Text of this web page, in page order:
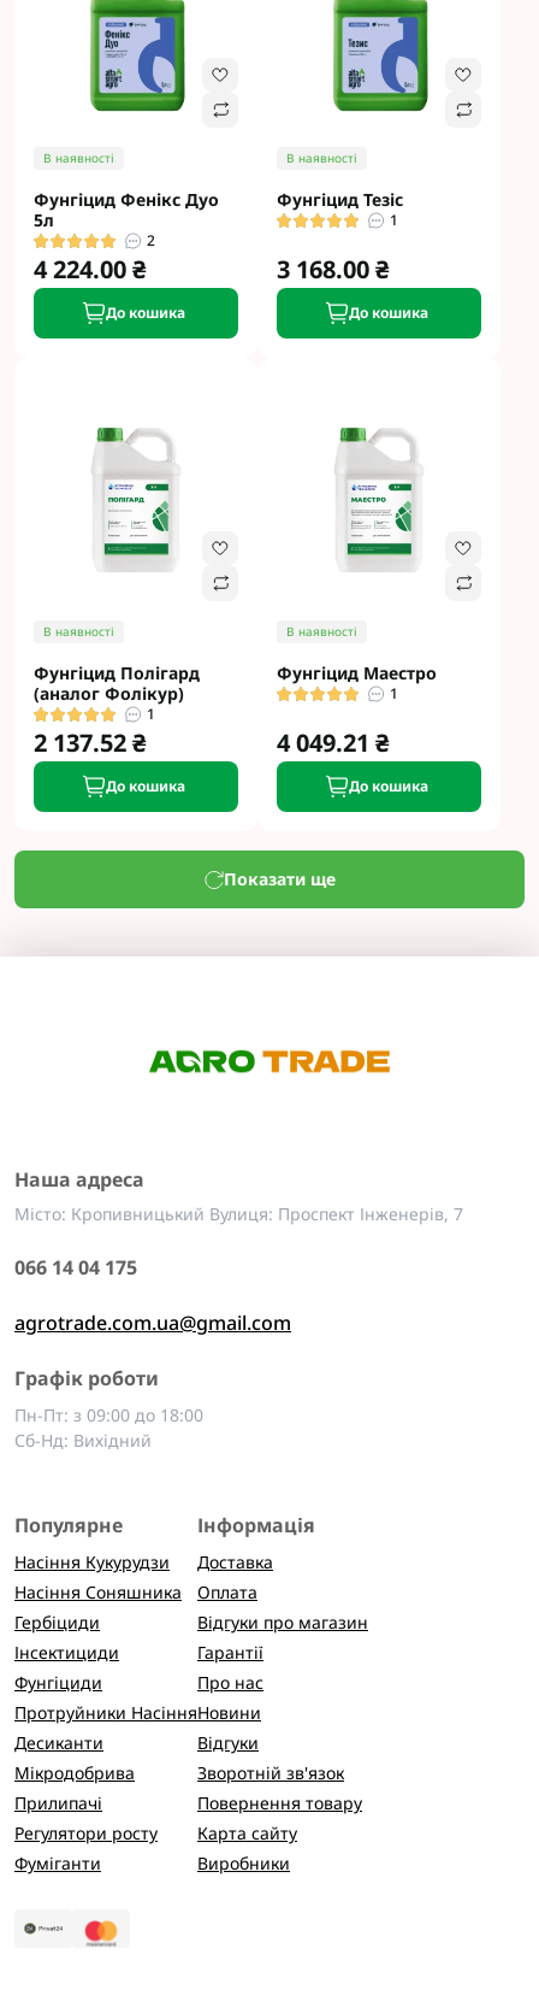
В наявності
Фунгіцид Фенікс Дуо
5л
2
4 224.00 ₴
До кошика
В наявності
Фунгіцид Тезіс
1
3 168.00 ₴
До кошика
В наявності
Фунгіцид Полігард
(аналог Фолікур)
1
2 137.52 ₴
До кошика
В наявності
Фунгіцид Маестро
1
4 049.21 ₴
До кошика
Показати ще
Наша адреса
Місто: Кропивницький Вулиця: Проспект Інженерів, 7
066 14 04 175
agrotrade.com.ua@gmail.com
Графік роботи
Пн-Пт: з 09:00 до 18:00
Сб-Нд: Вихідний
Популярне
Насіння Кукурудзи
Насіння Соняшника
Гербіциди
Інсектициди
Фунгіциди
Протруйники Насіння
Десиканти
Мікродобрива
Прилипачі
Регулятори росту
Фуміганти
Інформація
Доставка
Оплата
Відгуки про магазин
Гарантії
Про нас
Новини
Відгуки
Зворотній зв'язок
Повернення товару
Карта сайту
Виробники